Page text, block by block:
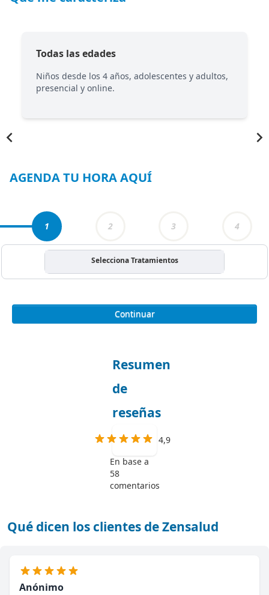
Todas las edades
Niños desde los 4 años, adolescentes y adultos,
presencial y online.
AGENDA TU HORA AQUÍ
1 2 3 4
Selecciona Tratamientos
Continuar
Resumen
de
reseñas
4,9
En base a
58
comentarios
Qué dicen los clientes de Zensalud
Anónimo